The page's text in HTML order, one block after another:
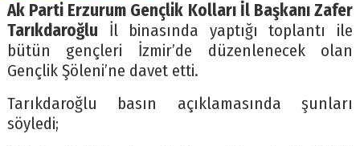
Ak Parti Erzurum Gençlik Kolları İl Başkanı Zafer
Tarıkdaroğlu İl binasında yaptığı toplantı ile
bütün gençleri İzmir’de düzenlenecek olan
Gençlik Şöleni’ne davet etti.
Tarıkdaroğlu basın açıklamasında şunları
söyledi;